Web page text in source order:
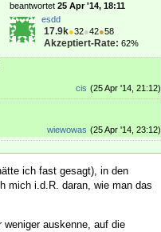
beantwortet 25 Apr '14, 18:11
esdd
17.9k●32●42●58
Akzeptiert-Rate: 62%
(25 Apr '14, 21:12)
cis
(25 Apr '14, 23:12)
wiewowas
ich fast gesagt), in den
mich i.d.R. daran, wie man das
auskenne, auf die